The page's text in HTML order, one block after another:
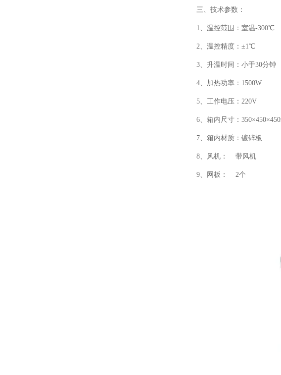
三、技术参数：
1、温控范围： 室温-300℃
2、温控精度：±1℃
3、升温时间：小于30分钟
4、加热功率： 1500W
5、工作电压：220V
6、箱内尺寸： 350×450×450
7、箱内材质：镀锌板
8、风机： 带风机
9、网板： 2个